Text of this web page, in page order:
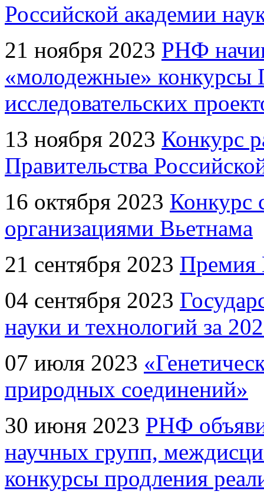
Российской академии
21 ноября 2023 РНФ
«молодежные» конкурсы
исследовательских
13 ноября 2023 Конкурс
Правительства
16 октября 2023 Конкурс
организациями Вьетнама
21 сентября 2023
04 сентября 2023
науки и технологий за
07 июля 2023
природных соединений»
30 июня 2023 РНФ
научных групп,
конкурсы продления